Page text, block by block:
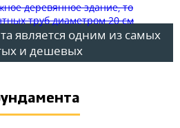
является одним из самых
и дешевых